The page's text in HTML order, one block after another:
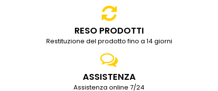
RESO PRODOTTI
Restituzione del prodotto fino a 14 giorni
ASSISTENZA
Assistenza online 7/24